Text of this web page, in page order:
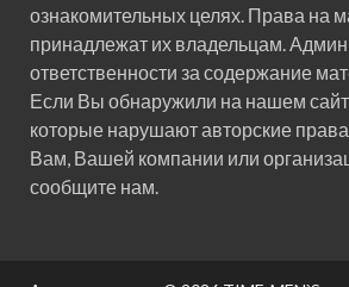
ознакомительных целях. Права на
принадлежат их владельцам.
ответственности за содержание
Если Вы обнаружили на нашем
которые нарушают авторские
Вам, Вашей компании или
сообщите нам.